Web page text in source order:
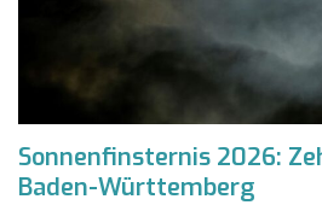
Sonnenfinsternis 2026:
Baden-Württemberg